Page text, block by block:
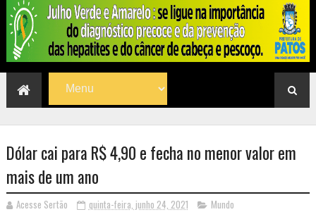
Dólar cai para R$ 4,90 e fecha no menor valor em
mais de um ano
Acesse Sertão quinta-feira, junho 24, 2021 Mundo